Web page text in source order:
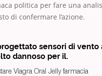
politica per fare una
di confermare l’azione.
sensori di vento
dannoso per il.
Viagra Oral Jelly farmacia